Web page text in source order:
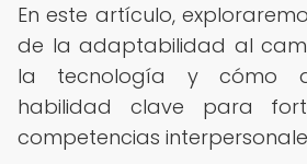
En este artículo,
de la adaptabilidad al
la tecnología y cómo
habilidad clave para
competencias